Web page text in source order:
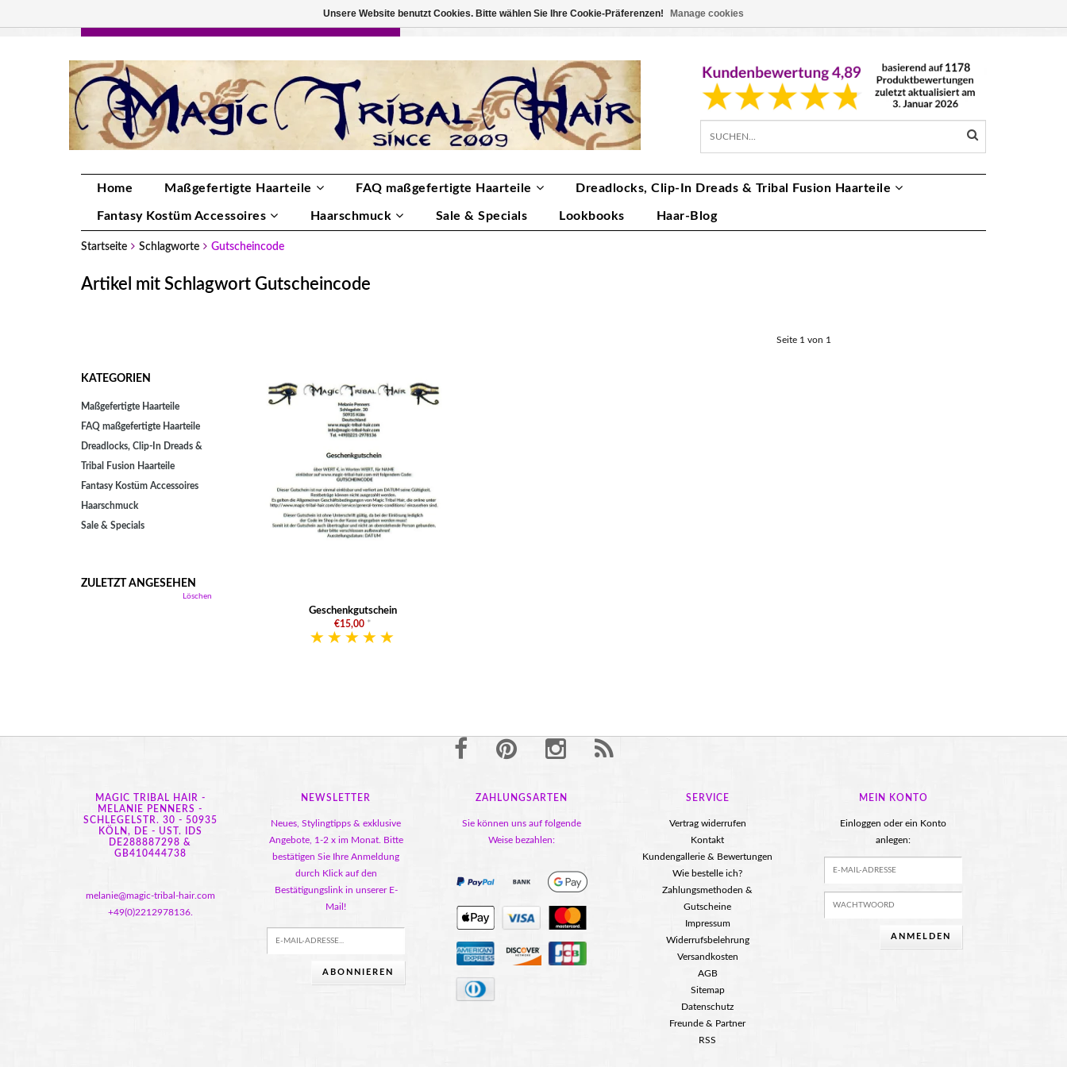
HANDGEFERTIGTE HAARTEILE, DEINE FARBE ANMELDEN 0 ARTIKEL €0,00
Home Maßgefertigte Haarteile FAQ maßgefertigte Haarteile Dreadlocks, Clip-In Dreads & Tribal Fusion Haarteile
Fantasy Kostüm Accessoires Haarschmuck Sale & Specials Lookbooks Haar-Blog
Startseite Schlagworte Gutscheincode
Artikel mit Schlagwort Gutscheincode
Seite 1 von 1
KATEGORIEN
Maßgefertigte Haarteile
FAQ maßgefertigte Haarteile
Dreadlocks, Clip-In Dreads &
Tribal Fusion Haarteile
Fantasy Kostüm Accessoires
Haarschmuck
Sale & Specials
ZULETZT ANGESEHEN
Löschen
Geschenkgutschein
€15,00 *
MAGIC TRIBAL HAIR -
MELANIE PENNERS -
SCHLEGELSTR. 30 - 50935
KÖLN, DE - UST. IDS
DE288887298 &
GB410444738
melanie@magic-tribal-hair.com
+49(0)2212978136.
NEWSLETTER
Neues, Stylingtipps & exklusive
Angebote, 1-2 x im Monat. Bitte
bestätigen Sie Ihre Anmeldung
durch Klick auf den
Bestätigungslink in unserer E-
Mail!
ABONNIEREN
ZAHLUNGSARTEN
Sie können uns auf folgende
Weise bezahlen:
SERVICE
Vertrag widerrufen
Kontakt
Kundengallerie & Bewertungen
Wie bestelle ich?
Zahlungsmethoden &
Gutscheine
Impressum
Widerrufsbelehrung
Versandkosten
AGB
Sitemap
Datenschutz
Freunde & Partner
RSS
MEIN KONTO
Einloggen oder ein Konto
anlegen:
ANMELDEN
Unsere Website benutzt Cookies. Bitte wählen Sie Ihre Cookie-Präferenzen! Manage cookies